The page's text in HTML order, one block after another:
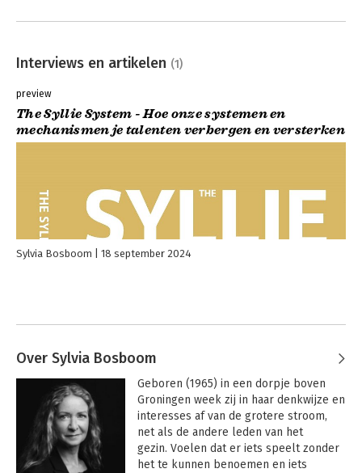
Interviews en artikelen (1)
preview
The Syllie System - Hoe onze systemen en
mechanismen je talenten verbergen en versterken
Sylvia Bosboom 18 september 2024
Over Sylvia Bosboom
Geboren (1965) in een dorpje boven
Groningen week zij in haar denkwijze en
interesses af van de grotere stroom,
net als de andere leden van het
gezin. Voelen dat er iets speelt zonder
het te kunnen benoemen en iets